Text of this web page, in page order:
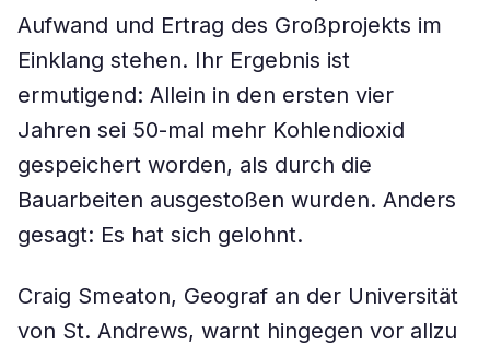
Aufwand und Ertrag des Großprojekts im
Einklang stehen. Ihr Ergebnis ist
ermutigend: Allein in den ersten vier
Jahren sei 50-mal mehr Kohlendioxid
gespeichert worden, als durch die
Bauarbeiten ausgestoßen wurden. Anders
gesagt: Es hat sich gelohnt.
Craig Smeaton, Geograf an der Universität
von St. Andrews, warnt hingegen vor allzu